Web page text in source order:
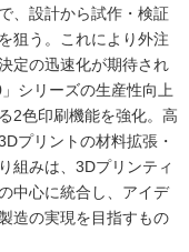
、設計から試作・検証
狙う。これにより外注
定の迅速化が期待され
シリーズの生産性向上
2色印刷機能を強化。高
プリントの材料拡張・
組みは、3Dプリンティ
中心に統合し、アイデ
造の実現を目指すもの